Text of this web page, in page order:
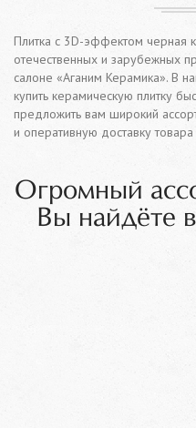
Плитка с 3D-эффектом черная
отечественных и зарубежных
салоне «Аганим Керамика». В
купить керамическую плитку
предложить вам широкий
и оперативную доставку
Огромный
Вы найдёте